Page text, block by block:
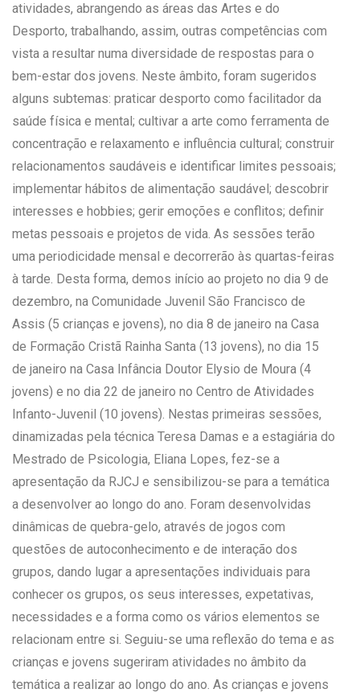
atividades, abrangendo as áreas das Artes e do
Desporto, trabalhando, assim, outras competências com
vista a resultar numa diversidade de respostas para o
bem-estar dos jovens. Neste âmbito, foram sugeridos
alguns subtemas: praticar desporto como facilitador da
saúde física e mental; cultivar a arte como ferramenta de
concentração e relaxamento e influência cultural; construir
relacionamentos saudáveis e identificar limites pessoais;
implementar hábitos de alimentação saudável; descobrir
interesses e hobbies; gerir emoções e conflitos; definir
metas pessoais e projetos de vida. As sessões terão
uma periodicidade mensal e decorrerão às quartas-feiras
à tarde. Desta forma, demos início ao projeto no dia 9 de
dezembro, na Comunidade Juvenil São Francisco de
Assis (5 crianças e jovens), no dia 8 de janeiro na Casa
de Formação Cristã Rainha Santa (13 jovens), no dia 15
de janeiro na Casa Infância Doutor Elysio de Moura (4
jovens) e no dia 22 de janeiro no Centro de Atividades
Infanto-Juvenil (10 jovens). Nestas primeiras sessões,
dinamizadas pela técnica Teresa Damas e a estagiária do
Mestrado de Psicologia, Eliana Lopes, fez-se a
apresentação da RJCJ e sensibilizou-se para a temática
a desenvolver ao longo do ano. Foram desenvolvidas
dinâmicas de quebra-gelo, através de jogos com
questões de autoconhecimento e de interação dos
grupos, dando lugar a apresentações individuais para
conhecer os grupos, os seus interesses, expetativas,
necessidades e a forma como os vários elementos se
relacionam entre si. Seguiu-se uma reflexão do tema e as
crianças e jovens sugeriram atividades no âmbito da
temática a realizar ao longo do ano. As crianças e jovens